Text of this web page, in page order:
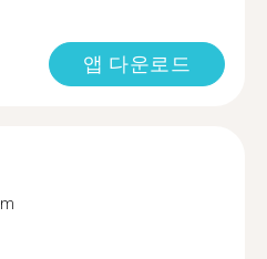
앱 다운로드